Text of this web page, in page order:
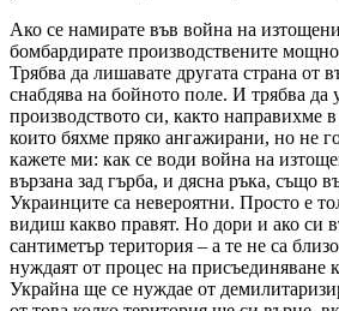
Ако се намирате във война на
бомбардирате производствените
Трябва да лишавате другата страна от
снабдява на бойното поле. И трябва да
производството си, както направихме
които бяхме пряко ангажирани, но не
кажете ми: как се води война на
вързана зад гърба, и дясна ръка, също
Украинците са невероятни. Просто е
видиш какво правят. Но дори и ако си
сантиметър територия – а те не са
нуждаят от процес на присъединяване
Украйна ще се нуждае от